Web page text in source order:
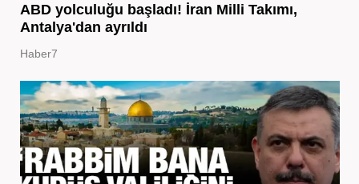
ABD yolculuğu başladı! İran Milli Takımı,
Antalya'dan ayrıldı
Haber7